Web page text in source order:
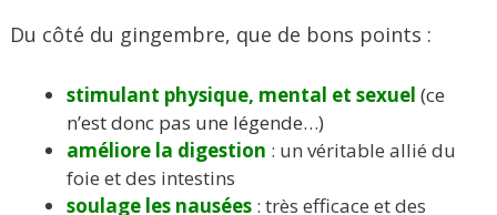
Du côté du gingembre, que de bons points :
stimulant physique, mental et sexuel (ce
n’est donc pas une légende…)
améliore la digestion : un véritable allié du
foie et des intestins
soulage les nausées : très efficace et des